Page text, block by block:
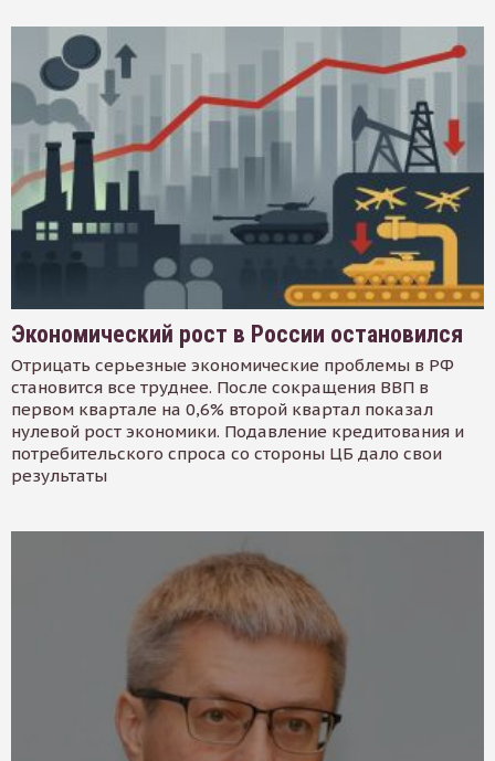
Экономический рост в России остановился
Отрицать серьезные экономические проблемы в РФ
становится все труднее. После сокращения ВВП в
первом квартале на 0,6% второй квартал показал
нулевой рост экономики. Подавление кредитования и
потребительского спроса со стороны ЦБ дало свои
результаты